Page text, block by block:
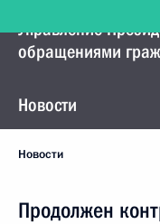
Управление
обращениями
Новости
Новости
Продолжен